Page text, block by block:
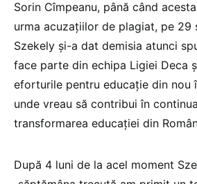
Sorin Cîmpeanu, până când
urma acuzațiilor de plagiat, pe 29
Szekely și-a dat demisia atunci
face parte din echipa Ligiei Deca
eforturile pentru educație din nou
unde vreau să contribui în
transformarea educației din
După 4 luni de la acel moment